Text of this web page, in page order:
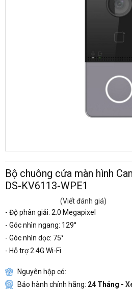
Bộ chuông cửa màn hình
DS-KV6113-WPE1
(Viết đánh giá)
- Độ phân giải: 2.0 Megapixel
- Góc nhìn ngang: 129°
- Góc nhìn dọc: 75°
- Hỗ trợ 2.4G Wi-Fi
Nguyên hộp có:
Bảo hành chính hãng: 24 Tháng -